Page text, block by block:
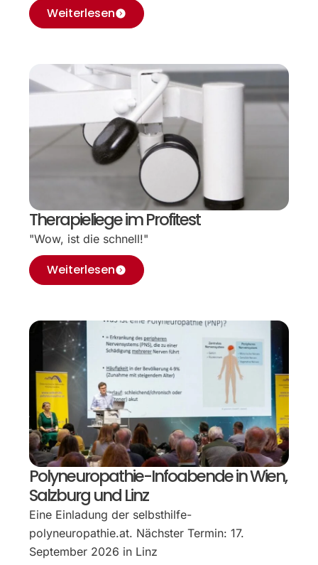
Weiterlesen
Therapieliege im Profitest
"Wow, ist die schnell!"
Weiterlesen
Polyneuropathie-Infoabende in Wien,
Salzburg und Linz
Eine Einladung der selbsthilfe-
polyneuropathie.at. Nächster Termin: 17.
September 2026 in Linz